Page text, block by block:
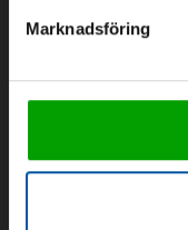
Marknadsföring
Vattenförsörjning
Geoenergi
Cirkulation
Kontor